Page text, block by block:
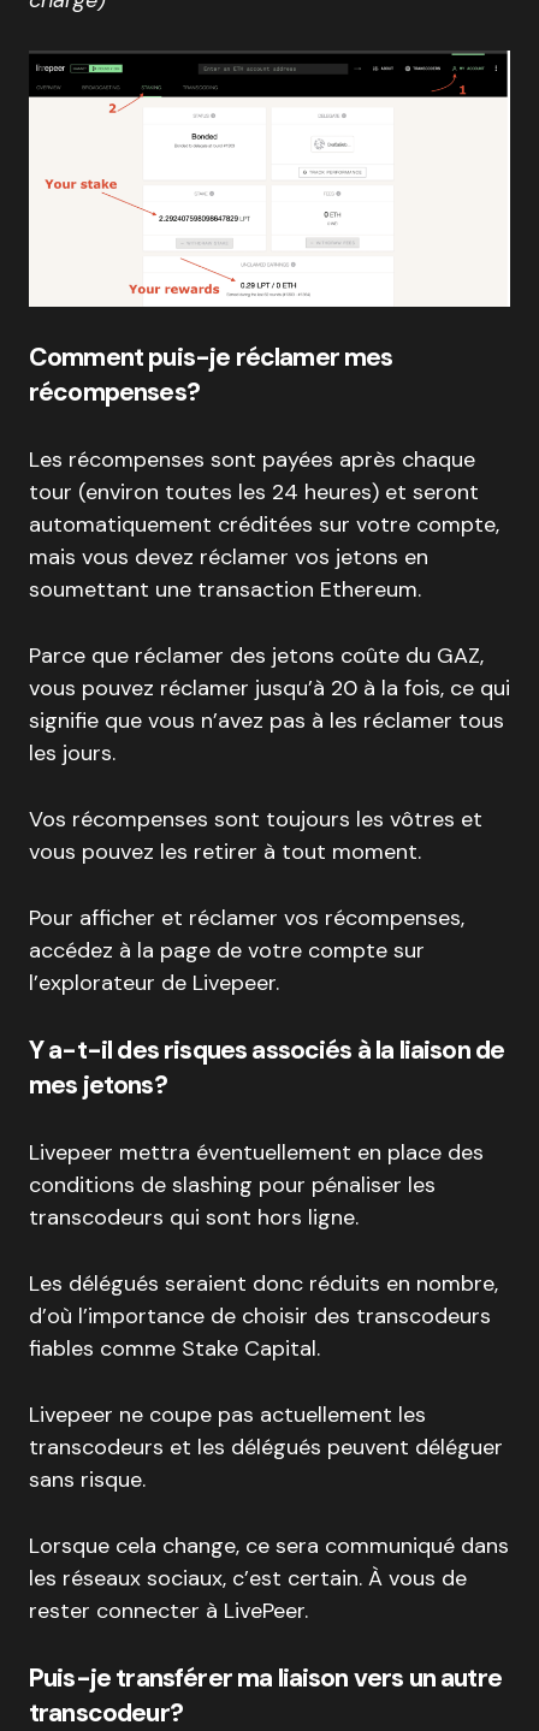
Comment puis-je réclamer mes
récompenses?
Les récompenses sont payées après chaque
tour (environ toutes les 24 heures) et seront
automatiquement créditées sur votre compte,
mais vous devez réclamer vos jetons en
soumettant une transaction Ethereum.
Parce que réclamer des jetons coûte du GAZ,
vous pouvez réclamer jusqu’à 20 à la fois, ce qui
signifie que vous n’avez pas à les réclamer tous
les jours.
Vos récompenses sont toujours les vôtres et
vous pouvez les retirer à tout moment.
Pour afficher et réclamer vos récompenses,
accédez à la page de votre compte sur
l’explorateur de Livepeer.
Y a-t-il des risques associés à la liaison de
mes jetons?
Livepeer mettra éventuellement en place des
conditions de slashing pour pénaliser les
transcodeurs qui sont hors ligne.
Les délégués seraient donc réduits en nombre,
d’où l’importance de choisir des transcodeurs
fiables comme Stake Capital.
Livepeer ne coupe pas actuellement les
transcodeurs et les délégués peuvent déléguer
sans risque.
Lorsque cela change, ce sera communiqué dans
les réseaux sociaux, c’est certain. À vous de
rester connecter à LivePeer.
Puis-je transférer ma liaison vers un autre
transcodeur?